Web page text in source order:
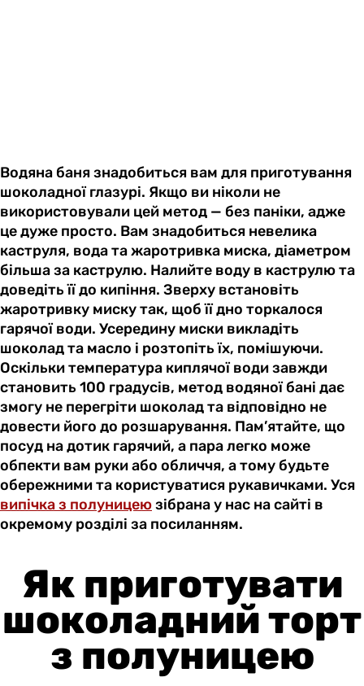
Водяна баня знадобиться вам для приготування
шоколадної глазурі. Якщо ви ніколи не
використовували цей метод — без паніки, адже
це дуже просто. Вам знадобиться невелика
каструля, вода та жаротривка миска, діаметром
більша за каструлю. Налийте воду в каструлю та
доведіть її до кипіння. Зверху встановіть
жаротривку миску так, щоб її дно торкалося
гарячої води. Усередину миски викладіть
шоколад та масло і розтопіть їх, помішуючи.
Оскільки температура киплячої води завжди
становить 100 градусів, метод водяної бані дає
змогу не перегріти шоколад та відповідно не
довести його до розшарування. Пам’ятайте, що
посуд на дотик гарячий, а пара легко може
обпекти вам руки або обличчя, а тому будьте
обережними та користуватися рукавичками. Уся
випічка з полуницеюзібрана у нас на сайті в
окремому розділі за посиланням.
Як приготувати
шоколадний торт
з полуницею